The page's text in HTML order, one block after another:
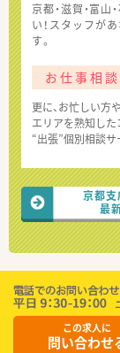
京都・滋賀・富
い！スタッフが
す。
お仕事相
更に、お忙しい方
エリアを熟知した
“出張”個別相談サ
京都支
最
この求人に
問い合わせ